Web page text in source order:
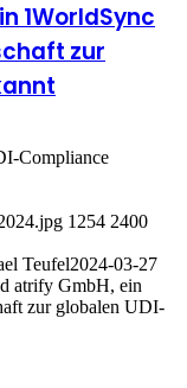
1WorldSync
zur
Compliance
1254 2400
Teufel2024-03-27
atrify GmbH, ein
zur globalen UDI-